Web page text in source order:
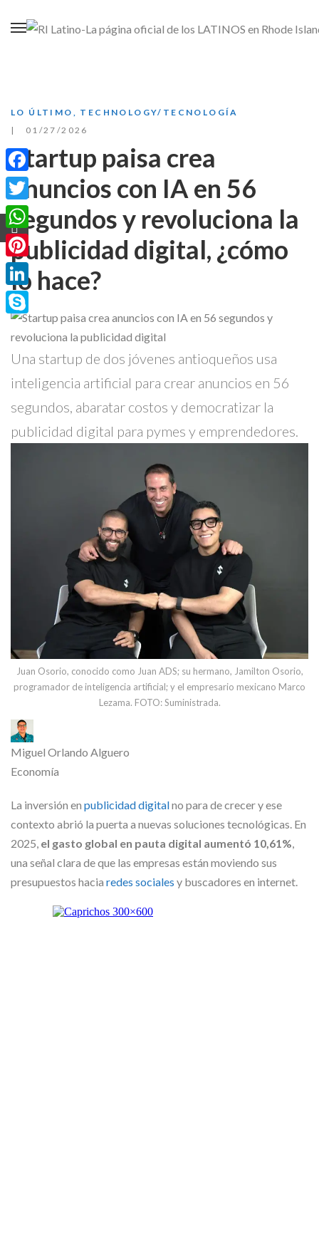
LO ÚLTIMO
TECHNOLOGY/TECNOLOGÍA
01/27/2026
Startup paisa crea
anuncios con IA en 56
segundos y revoluciona la
publicidad digital, ¿cómo
lo hace?
Una startup de dos jóvenes antioqueños usa
inteligencia artificial para crear anuncios en 56
segundos, abaratar costos y democratizar la
publicidad digital para pymes y emprendedores.
Juan Osorio, conocido como Juan ADS; su hermano, Jamilton Osorio,
programador de inteligencia artificial; y el empresario mexicano Marco
Lezama. FOTO: Suministrada.
Miguel Orlando Alguero
Economía
La inversión en publicidad digitalno para de crecer y ese
contexto abrió la puerta a nuevas soluciones tecnológicas. En
2025, el gasto global en pauta digital aumentó 10,61%,
una señal clara de que las empresas están moviendo sus
presupuestos hacia redes sociales y buscadores en internet.
Facebook
Twitter
WhatsApp
Pinterest
LinkedIn
Skype